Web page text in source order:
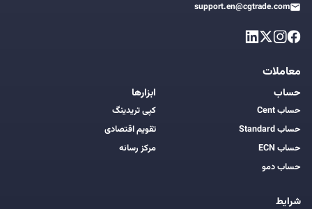
support.en@cgtrade.com
معاملات
حساب
حساب Cent
حساب Standard
حساب ECN
حساب دمو
شرایط
ابزارها
کپی تریدینگ
تقویم اقتصادی
مرکز رسانه